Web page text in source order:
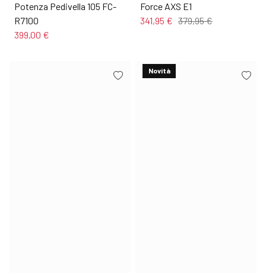
Potenza Pedivella 105 FC-
R7100
399,00 €
Force AXS E1
341,95 € 379,95 €
Novità